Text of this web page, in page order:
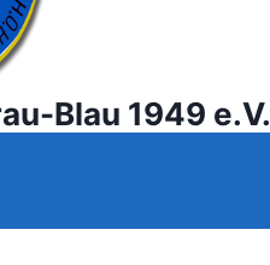
Blau 1949 e.V.